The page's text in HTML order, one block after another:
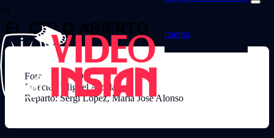
cuenta
EL CIELO ABIERTO
Formato: DVD
Director: Miguel Albaladejo
Reparto: Sergi Lopez, Maria Jose Alonso